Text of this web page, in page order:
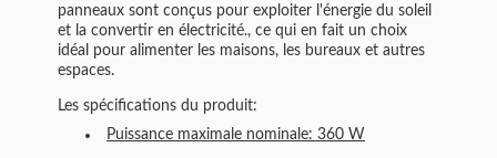
panneaux sont conçus pour exploiter l'énergie du soleil
et la convertir en électricité., ce qui en fait un choix
idéal pour alimenter les maisons, les bureaux et autres
espaces.
Les spécifications du produit:
Puissance maximale nominale: 360 W